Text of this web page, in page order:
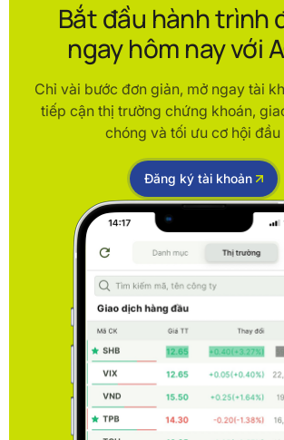
Bắt đầu hành trình
ngay hôm nay với
Chỉ vài bước đơn giản, mở ngay tài
tiếp cận thị trường chứng khoán,
chóng và tối ưu cơ hội đầu
Đăng ký tài khoản